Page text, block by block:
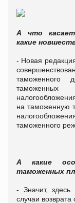
А что
какие
- Новая
таможенного
на таможенную
таможенного
А какие
таможенных
- Значит, здесь
случаи